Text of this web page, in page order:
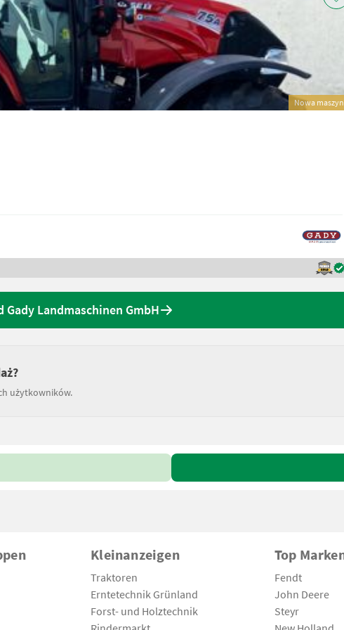
Nowa
Landmaschinen GmbH
użytkowników.
Kleinanzeigen
Traktoren
Erntetechnik Grünland
Forst- und Holztechnik
Top
Fendt
John Deere
Steyr